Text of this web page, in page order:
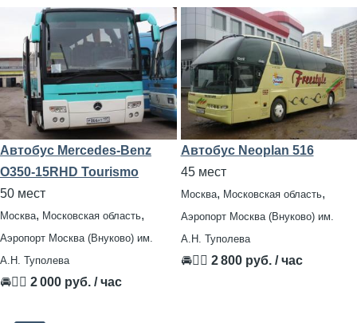
Автобус Mercedes-Benz
O350-15RHD Tourismo
50 мест
Москва, Московская область,
Аэропорт Москва (Внуково) им.
А.Н. Туполева
🚘👨‍✈ 2 000 руб. / час
Автобус Neoplan 516
45 мест
Москва, Московская область,
Аэропорт Москва (Внуково) им.
А.Н. Туполева
🚘👨‍✈ 2 800 руб. / час